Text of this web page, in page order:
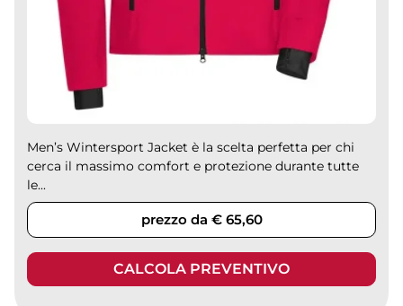
Men’s Wintersport Jacket è la scelta perfetta per chi
cerca il massimo comfort e protezione durante tutte
le...
prezzo da € 65,60
CALCOLA PREVENTIVO